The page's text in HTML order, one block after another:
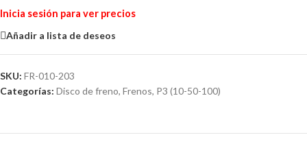
Inicia sesión para ver precios
Añadir a lista de deseos
SKU: FR-010-203
Categorías: Disco de freno, Frenos, P3 (10-50-100)